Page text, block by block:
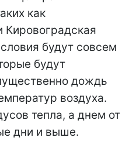
как
Кировоградская
будут совсем
будут
дождь
воздуха.
тепла, а днем от
дни и выше.